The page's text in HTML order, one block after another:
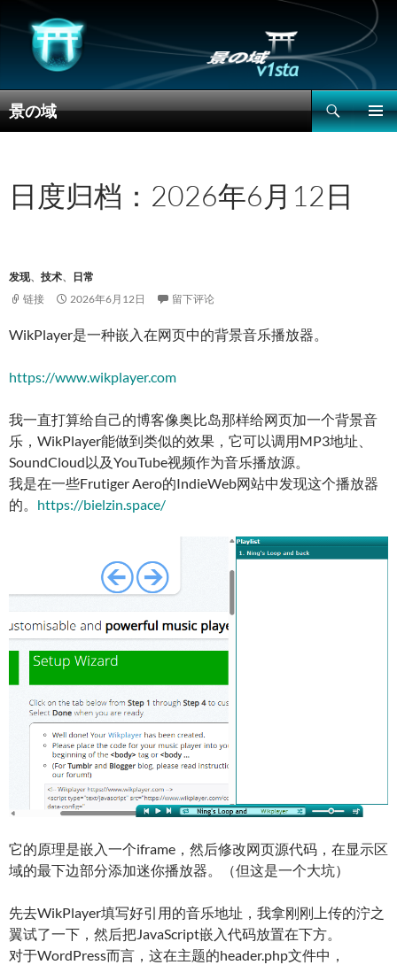
景の域
搜
索
文
日度归档：2026年6月12日
发现、 技术、
日常
链接
2026年6月12日 留下评论
WikPlayer是一种嵌入在网页中的背景音乐播放器。
https://www.wikplayer.com
我一直打算给自己的博客像奥比岛那样给网页加一个背景音
乐，WikPlayer能做到类似的效果，它可以调用MP3地址、
SoundCloud以及YouTube视频作为音乐播放源。
我是在一些Frutiger Aero的IndieWeb网站中发现这个播放器
的。 https://bielzin.space/
它的原理是嵌入一个iframe，然后修改网页源代码，在显示区
域的最下边部分添加迷你播放器。（但这是一个大坑）
先去WikPlayer填写好引用的音乐地址，我拿刚刚上传的泞之
翼试了一下，然后把JavaScript嵌入代码放置在下方。
对于WordPress而言，这在主题的header.php文件中，